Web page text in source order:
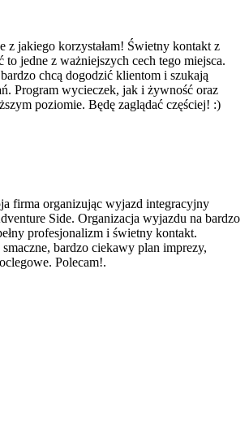
z jakiego korzystałam! Świetny kontakt z
to jedne z ważniejszych cech tego miejsca.
chcą dogodzić klientom i szukają
Program wycieczek, jak i żywność oraz
poziomie. Będę zaglądać częściej! :)
firma organizując wyjazd integracyjny
Side. Organizacja wyjazdu na bardzo
profesjonalizm i świetny kontakt.
smaczne, bardzo ciekawy plan imprezy,
Polecam!.